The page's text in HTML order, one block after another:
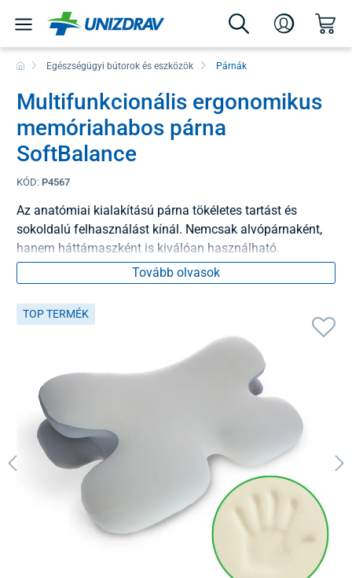
Egészségügyi bútorok és eszközök Párnák
Multifunkcionális ergonomikus
memóriahabos párna
SoftBalance
KÓD: P4567
Az anatómiai kialakítású párna tökéletes tartást és
sokoldalú felhasználást kínál. Nemcsak alvópárnaként,
hanem háttámaszként is kiválóan használható.
Tovább olvasok
TOP TERMÉK